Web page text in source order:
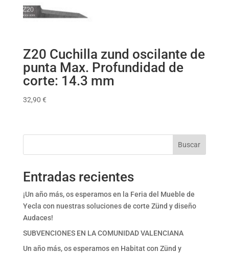
Z20 Cuchilla zund oscilante de
punta Max. Profundidad de
corte: 14.3 mm
32,90 €
Buscar
Entradas recientes
¡Un año más, os esperamos en la Feria del Mueble de
Yecla con nuestras soluciones de corte Zünd y diseño
Audaces!
SUBVENCIONES EN LA COMUNIDAD VALENCIANA
Un año más, os esperamos en Habitat con Zünd y